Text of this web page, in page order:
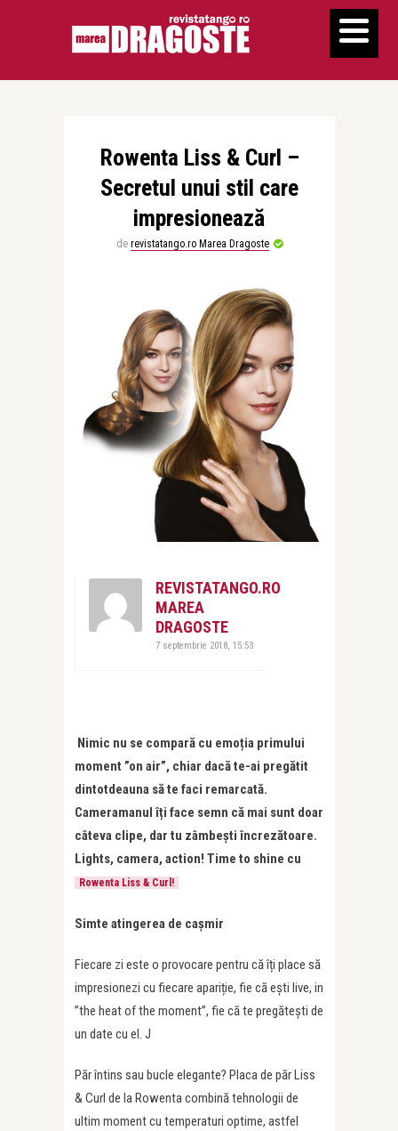
Rowenta Liss & Curl –
Secretul unui stil care
impresionează
de revistatango.ro Marea Dragoste
REVISTATANGO.RO
MAREA
DRAGOSTE
7 septembrie 2018, 15:53
Nimic nu se compară cu emoția primului
moment ”on air”, chiar dacă te-ai pregătit
dintotdeauna să te faci remarcată.
Cameramanul îți face semn că mai sunt doar
câteva clipe, dar tu zâmbești încrezătoare.
Lights, camera, action! Time to shine cu
Rowenta Liss & Curl!
Simte atingerea de cașmir
Fiecare zi este o provocare pentru că îți place să
impresionezi cu fiecare apariție, fie că ești live, in
”the heat of the moment”, fie că te pregătești de
un date cu el. J
Păr întins sau bucle elegante? Placa de păr Liss
& Curl de la Rowenta combină tehnologii de
ultim moment cu temperaturi optime, astfel